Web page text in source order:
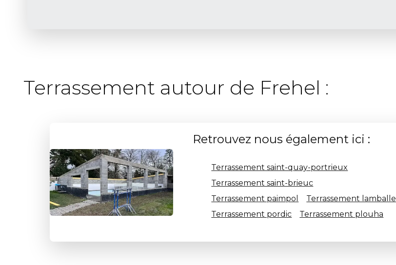
Terrassement autour de Frehel :
Retrouvez nous également ici :
Terrassement saint-quay-portrieux
Terrassement saint-brieuc
Terrassement paimpol
Terrassement lamballe
Terrassement pordic
Terrassement plouha